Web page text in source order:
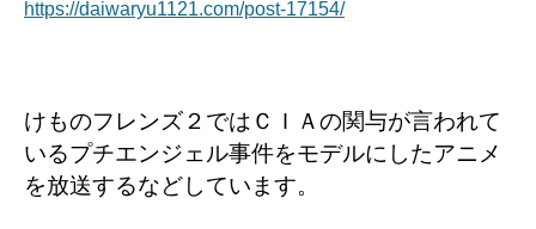
https://daiwaryu1121.com/post-17154/
けものフレンズ２ではＣＩＡの関与が言われて
いるプチエンジェル事件をモデルにしたアニメ
を放送するなどしています。